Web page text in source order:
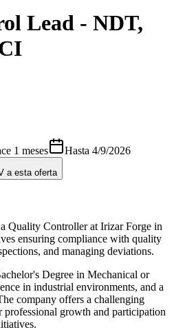
Lead - NDT,
1 meses Hasta 4/9/2026
a esta oferta
Quality Controller at Irizar Forge in
ensuring compliance with quality
and managing deviations.
Degree in Mechanical or
in industrial environments, and a
company offers a challenging
growth and participation